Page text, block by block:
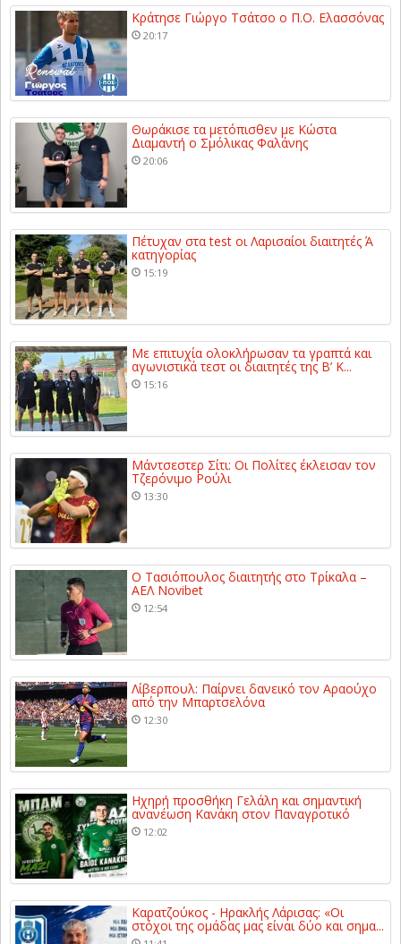
Κράτησε Γιώργο Τσάτσο ο Π.Ο. Ελασσόνας
20:17
Θωράκισε τα μετόπισθεν με Κώστα
Διαμαντή ο Σμόλικας Φαλάνης
20:06
Πέτυχαν στα test οι Λαρισαίοι διαιτητές Ά
κατηγορίας
15:19
Με επιτυχία ολοκλήρωσαν τα γραπτά και
αγωνιστικά τεστ οι διαιτητές της Β’ Κ...
15:16
Μάντσεστερ Σίτι: Οι Πολίτες έκλεισαν τον
Τζερόνιμο Ρούλι
13:30
Ο Τασιόπουλος διαιτητής στο Τρίκαλα –
ΑΕΛ Novibet
12:54
Λίβερπουλ: Παίρνει δανεικό τον Αραούχο
από την Μπαρτσελόνα
12:30
Ηχηρή προσθήκη Γελάλη και σημαντική
ανανέωση Κανάκη στον Παναγροτικό
12:02
Καρατζούκος - Ηρακλής Λάρισας: «Οι
στόχοι της ομάδας μας είναι δύο και σημα...